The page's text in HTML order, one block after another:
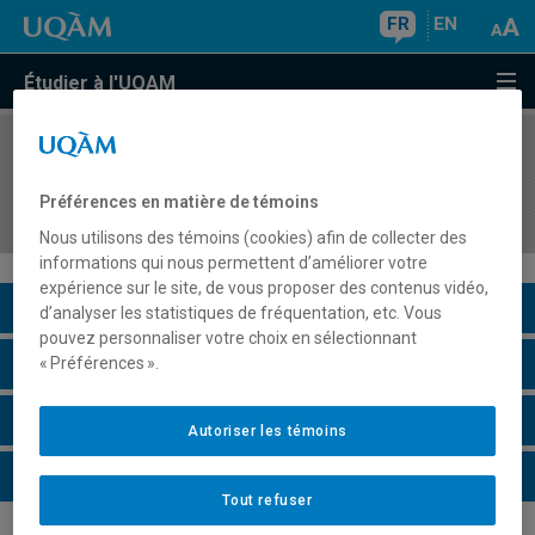
FR EN
Étudier à l'UQAM
COURS//
dans le monde
Description du cours
Horaire - Été 2026
Horaire - Automne 2026
Horaire - Hiver 2027
Préférences en matière de témoins
Nous utilisons des témoins (cookies) afin de collecter des
informations qui nous permettent d’améliorer votre
expérience sur le site, de vous proposer des contenus vidéo,
d’analyser les statistiques de fréquentation, etc. Vous
pouvez personnaliser votre choix en sélectionnant
« Préférences ».
Tout refuser
Autoriser les témoins